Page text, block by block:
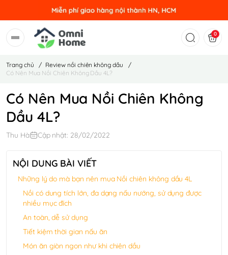
0
Trang chủ / Review nồi chiên không dầu
/
Có Nên Mua Nồi Chiên Không Dầu 4L?
Có Nên Mua Nồi Chiên Không
Dầu 4L?
Thu Hà Cập nhật: 28/02/2022
NỘI DUNG BÀI VIẾT
Những lý do mà bạn nên mua Nồi chiên không dầu 4L
Nồi có dung tích lớn, đa dạng nấu nướng, sử dụng được
nhiều mục đích
An toàn, dễ sử dụng
Tiết kiệm thời gian nấu ăn
Món ăn giòn ngon như khi chiên dầu